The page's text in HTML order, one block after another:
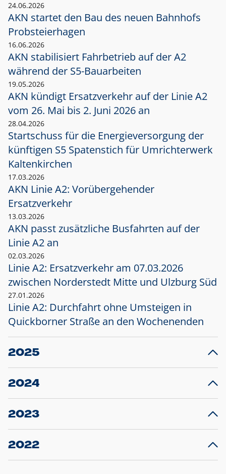
24.06.2026
AKN startet den Bau des neuen Bahnhofs
Probsteierhagen
16.06.2026
AKN stabilisiert Fahrbetrieb auf der A2
während der S5-Bauarbeiten
19.05.2026
AKN kündigt Ersatzverkehr auf der Linie A2
vom 26. Mai bis 2. Juni 2026 an
28.04.2026
Startschuss für die Energieversorgung der
künftigen S5 Spatenstich für Umrichterwerk
Kaltenkirchen
17.03.2026
AKN Linie A2: Vorübergehender
Ersatzverkehr
13.03.2026
AKN passt zusätzliche Busfahrten auf der
Linie A2 an
02.03.2026
Linie A2: Ersatzverkehr am 07.03.2026
zwischen Norderstedt Mitte und Ulzburg Süd
27.01.2026
Linie A2: Durchfahrt ohne Umsteigen in
Quickborner Straße an den Wochenenden
2025
23.12.2025
Projekt S5: Start der Bauarbeiten am
2024
10.12.2024
Großprojekt S5: Sperrung der Bahnstraße in
2023
20.12.2023
Schleswig-Holstein verlängert den
2022
22.12.2022